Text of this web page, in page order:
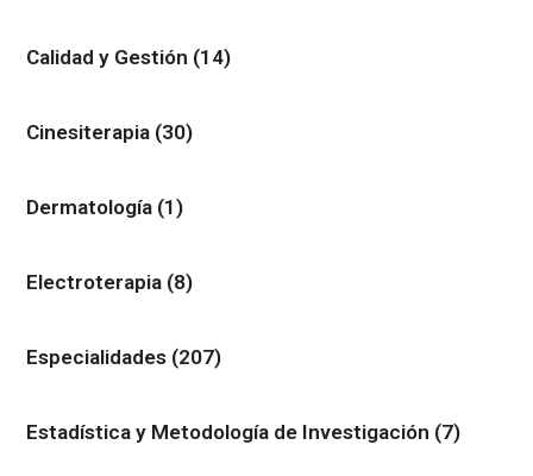
Calidad y Gestión (14)
Cinesiterapia (30)
Dermatología (1)
Electroterapia (8)
Especialidades (207)
Estadística y Metodología de Investigación (7)